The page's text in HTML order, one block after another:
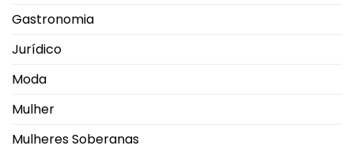
Gastronomia
Jurídico
Moda
Mulher
Mulheres Soberanas